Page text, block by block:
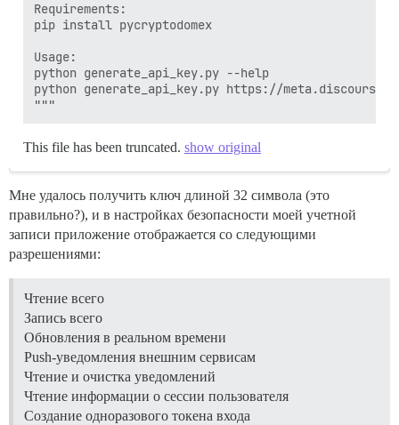
Requirements:
pip install pycryptodomex
Usage:
python generate_api_key.py --help
python generate_api_key.py https://
"""
This file has been truncated. show original
Мне удалось получить ключ длиной 32 символа (это
правильно?), и в настройках безопасности моей учетной
записи приложение отображается со следующими
разрешениями:
Чтение всего
Запись всего
Обновления в реальном времени
Push-уведомления внешним сервисам
Чтение и очистка уведомлений
Чтение информации о сессии пользователя
Создание одноразового токена входа